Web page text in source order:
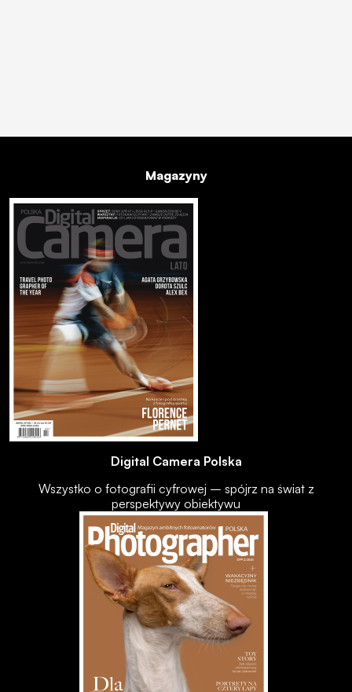
Magazyny
Digital Camera Polska
Wszystko o fotografii cyfrowej – spójrz na świat z
perspektywy obiektywu